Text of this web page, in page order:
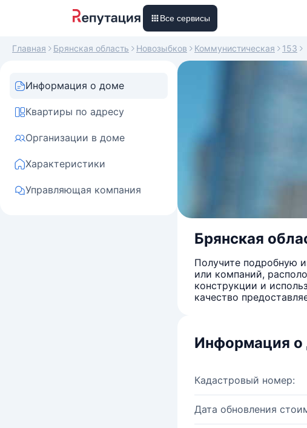
Все сервисы
Главная Брянская область Новозыбков Коммунистическая 153
Информация о доме
Квартиры по адресу
Организации в доме
Характеристики
Управляющая компания
Брянская
Получите подробную
или компаний,
конструкции и
качество
Информация о
Кадастровый номер:
Дата обновления